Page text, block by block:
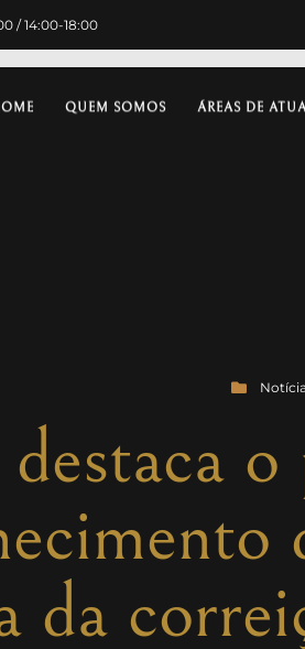
/ 14:00-18:00
QUEM SOMOS ÁREAS DE
da